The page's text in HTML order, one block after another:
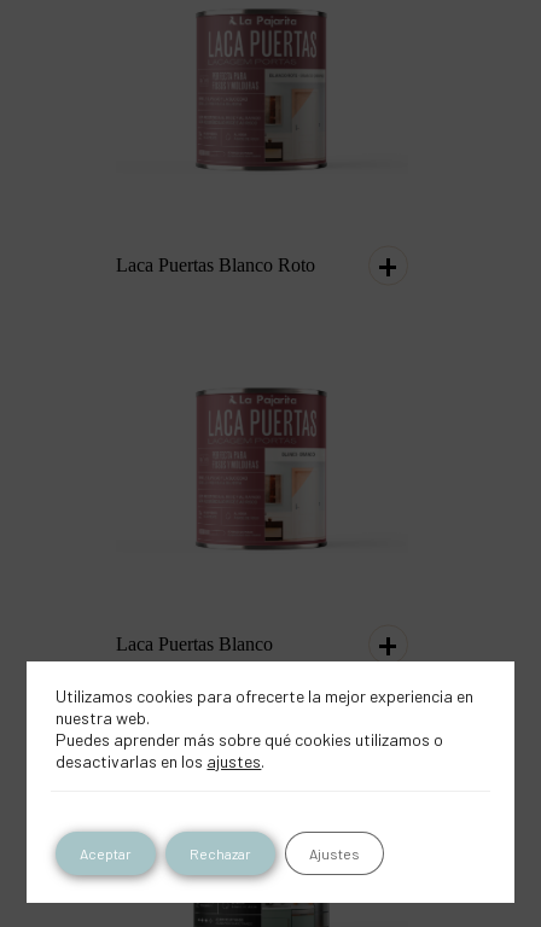
Laca Puertas Blanco Roto
Laca Puertas Blanco
Utilizamos cookies para ofrecerte la mejor experiencia en
nuestra web.
Puedes aprender más sobre qué cookies utilizamos o
desactivarlas en los ajustes.
Aceptar Rechazar Ajustes